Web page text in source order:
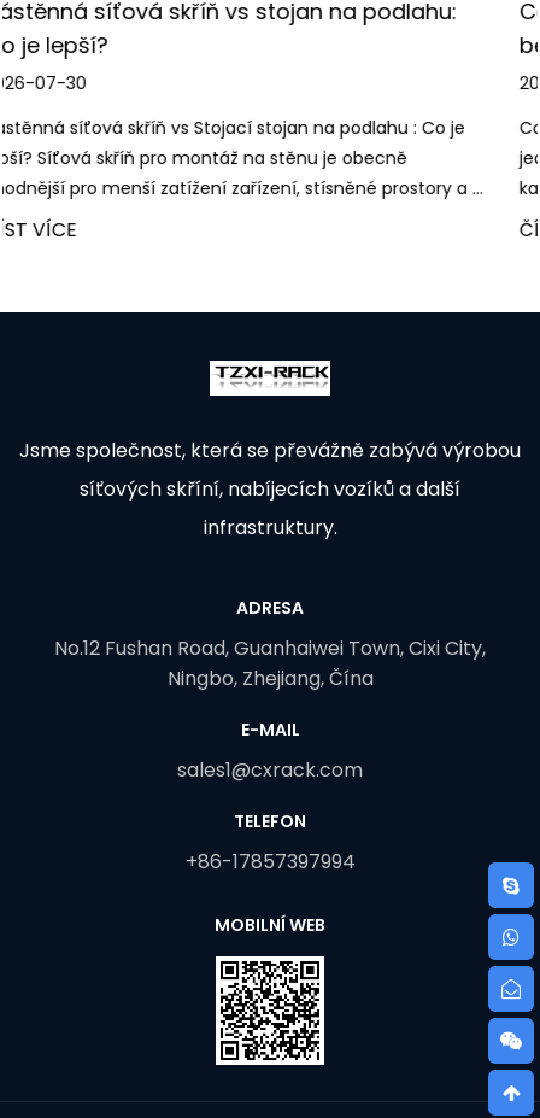
: Co je
a ...
Co je nabíjecí skříň? Kompletní
Co je a Nabíjecí skříň A nabíjecí skříň je uzavřená
jednotka vybavená jednotlivými vnitřními
kabelovými kanály a ventilačními otvory, kt...
Jsme společnost, která se převážně zabývá výrobou
síťových skříní, nabíjecích vozíků a další
infrastruktury.
ADRESA
No.12 Fushan Road, Guanhaiwei Town, Cixi City,
Ningbo, Zhejiang, Čína
E-MAIL
sales1@cxrack.com
TELEFON
+86-17857397994
MOBILNÍ WEB